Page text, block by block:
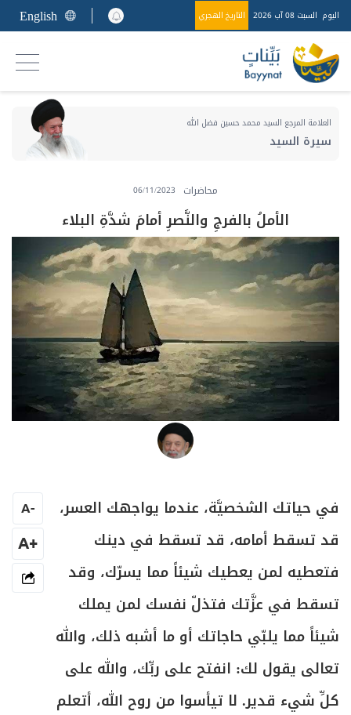
اليوم السبت 08 آب 2026 التاريخ الهجري English
العلامة المرجع السيد محمد حسين فضل الله
سيرة السيد
محاضرات 06/11/2023
الأملُ بالفرجِ والنَّصرِ أمامَ شدَّةِ البلاء
في حياتك الشخصيَّة، عندما يواجهك العسر،
قد تسقط أمامه، قد تسقط في دينك
فتعطيه لمن يعطيك شيئاً مما يسرّك، وقد
تسقط في عزَّتك فتذلّ نفسك لمن يملك
شيئاً مما يلبّي حاجاتك أو ما أشبه ذلك، والله
تعالى يقول لك: انفتح على ربِّك، والله على
كلِّ شيء قدير. لا تيأسوا من روح الله، أتعلم
-
A
+A